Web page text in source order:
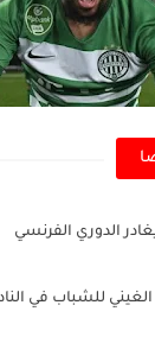
الدوري الفرنسي
للشباب في